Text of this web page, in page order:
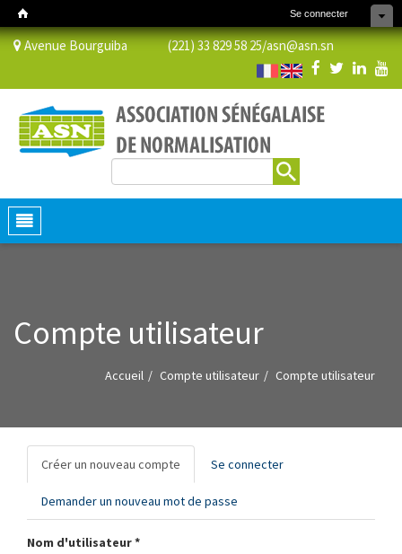
Se connecter
Avenue Bourguiba (221) 33 829 58 25/asn@asn.sn
Formulaire de recherche
Toggle
navigation
Compte utilisateur
Accueil Compte utilisateur Compte utilisateur
Onglets
principaux
Créer un nouveau compte (onglet
actif)
Se connecter
Demander un nouveau mot de passe
Nom d'utilisateur*